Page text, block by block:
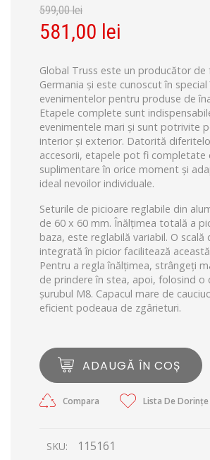
599,00lei
581,00 lei
Global Truss este un producător de
Germania și este cunoscut în
evenimentelor pentru produse de
Etapele complete sunt
evenimentele mari și sunt potrivite
interior și exterior. Datorită
accesorii, etapele pot fi completate
suplimentare în orice moment și
ideal nevoilor individuale.
Seturile de picioare reglabile din
de 60 x 60 mm. Înălțimea totală a
baza, este reglabilă variabil. O scală
integrată în picior facilitează
Pentru a regla înălțimea, strângeți
de prindere în stea, apoi, folosind o
șurubul M8. Capacul mare de
eficient podeaua de zgârieturi.
ADAUGĂ ÎN COȘ
Compara Lista De Dorințe
SKU: 115161